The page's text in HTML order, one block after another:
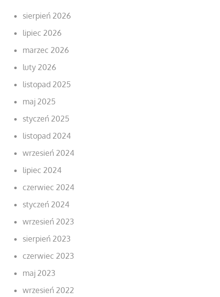
sierpień 2026
lipiec 2026
marzec 2026
luty 2026
listopad 2025
maj 2025
styczeń 2025
listopad 2024
wrzesień 2024
lipiec 2024
czerwiec 2024
styczeń 2024
wrzesień 2023
sierpień 2023
czerwiec 2023
maj 2023
wrzesień 2022